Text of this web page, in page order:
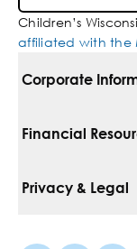
Children’s
affiliated with the
Corporate
For Vendors
Financial
Pay Your Bill
Privacy & Legal